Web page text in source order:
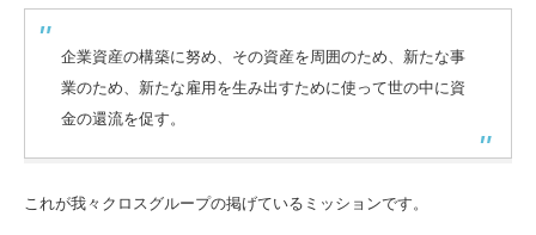
企業資産の構築に努め、その資産を周囲のため、新たな事
業のため、新たな雇用を生み出すために使って世の中に資
金の還流を促す。
これが我々クロスグループの掲げているミッションです。